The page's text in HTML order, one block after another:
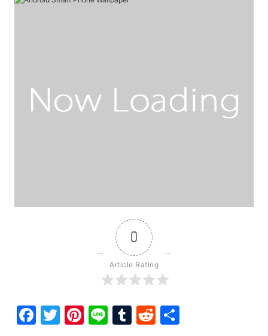
0
Article Rating
Facebook
Twitter
Pinterest
LineTumblr
Reddit